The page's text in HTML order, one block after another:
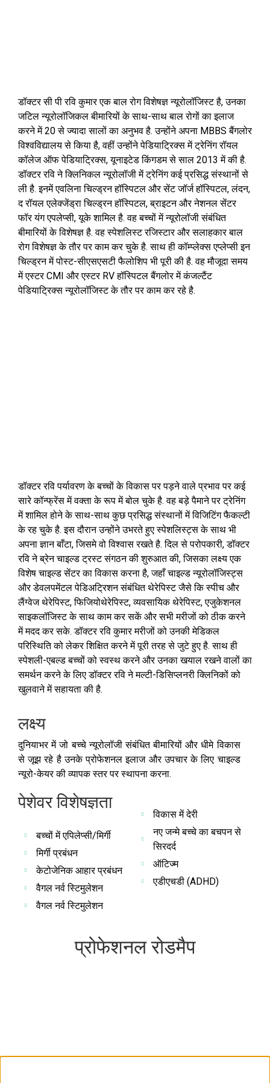
डॉक्टर सी पी रवि कुमार एक बाल रोग विशेषज्ञ न्यूरोलॉजिस्ट है, उनका
जटिल न्यूरोलॉजिकल बीमारियों के साथ-साथ बाल रोगों का इलाज
करने में 20 से ज्यादा सालों का अनुभव है. उन्होंने अपना MBBS बैंगलोर
विश्वविद्यालय से किया है, वहीं उन्होंने पेडियाट्रिक्स में ट्रेनिंग रॉयल
कॉलेज ऑफ पेडियाट्रिक्स, यूनाइटेड किंगडम से साल 2013 में की है.
डॉक्टर रवि ने क्लिनिकल न्यूरोलॉजी में ट्रेनिंग कई प्रसिद्ध संस्थानों से
ली है. इनमें एवलिना चिल्ड्रन हॉस्पिटल और सेंट जॉर्ज हॉस्पिटल, लंदन,
द रॉयल एलेक्जेंड्रा चिल्ड्रन हॉस्पिटल, ब्राइटन और नेशनल सेंटर
फॉर यंग एपलेप्सी, यूके शामिल है. वह बच्चों में न्यूरोलॉजी संबंधित
बीमारियों के विशेषज्ञ है. वह स्पेशलिस्ट रजिस्टार और सलाहकार बाल
रोग विशेषज्ञ के तौर पर काम कर चुके है. साथ ही कॉम्प्लेक्स एप्लेप्सी इन
चिल्ड्रन में पोस्ट-सीएसएसटी फैलोशिप भी पूरी की है. वह मौजूदा समय
में एस्टर CMI और एस्टर RV हॉस्पिटल बैंगलोर में कंजल्टैंट
पेडियाट्रिक्स न्यूरोलॉजिस्ट के तौर पर काम कर रहे है.
डॉक्टर रवि पर्यावरण के बच्चों के विकास पर पड़ने वाले प्रभाव पर कई
सारे कॉन्फ्रेंस में वक्ता के रूप में बोल चुके है. वह बड़े पैमाने पर ट्रेनिंग
में शामिल होने के साथ-साथ कुछ प्रसिद्ध संस्थानों में विजिटिंग फैकल्टी
के रह चुके है. इस दौरान उन्होंने उभरते हुए स्पेशलिस्ट्स के साथ भी
अपना ज्ञान बाँटा, जिसमे वो विश्वास रखते है. दिल से परोपकारी, डॉक्टर
रवि ने ब्रेन चाइल्ड ट्रस्ट संगठन की शुरुआत की, जिसका लक्ष्य एक
विशेष चाइल्ड सेंटर का विकास करना है, जहाँ चाइल्ड न्यूरोलॉजिस्ट्स
और डेवलपमेंटल पेडिअट्रिशन संबंधित थेरेपिस्ट जैसे कि स्पीच और
लैंग्वेज थेरेपिस्ट, फिजियोथेरेपिस्ट, व्यवसायिक थेरेपिस्ट, एजुकेशनल
साइकलॉजिस्ट के साथ काम कर सकें और सभी मरीजों को ठीक करने
में मदद कर सके. डॉक्टर रवि कुमार मरीजों को उनकी मेडिकल
परिस्थिति को लेकर शिक्षित करने में पूरी तरह से जुटे हुए है. साथ ही
स्पेशली-एबल्ड बच्चों को स्वस्थ करने और उनका खयाल रखने वालों का
समर्थन करने के लिए डॉक्टर रवि ने मल्टी-डिसिप्लनरी क्लिनिकों को
खुलवाने में सहायता की है.
लक्ष्य
दुनियाभर में जो बच्चे न्यूरोलॉजी संबंधित बीमारियों और धीमे विकास
से जूझ रहे है उनके प्रोफेशनल इलाज और उपचार के लिए चाइल्ड
न्यूरो-केयर की व्यापक स्तर पर स्थापना करना.
पेशेवर विशेषज्ञता
बच्चों में एपिलेप्सी/मिर्गी
मिर्गी प्रबंधन
केटोजेनिक आहार प्रबंधन
वैगल नर्व स्टिमुलेशन
वैगल नर्व स्टिमुलेशन
विकास में देरी
नए जन्मे बच्चे का बचपन से
सिरदर्द
ऑटिज्म
एडीएचडी (ADHD)
प्रोफेशनल रोडमैप